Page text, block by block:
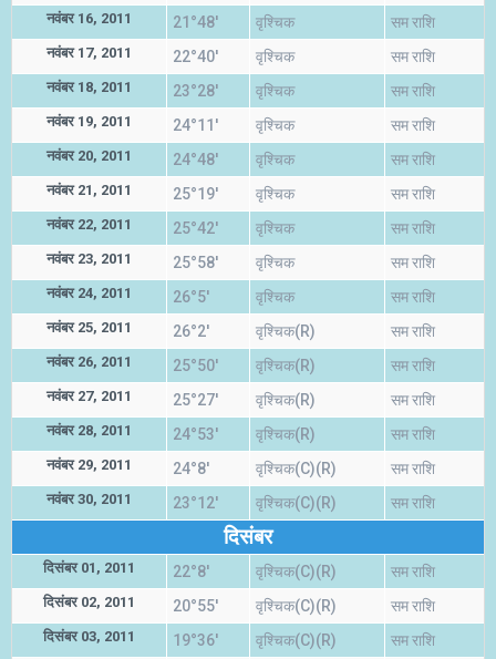
नवंबर 16, 2011 21°48' वृश्चिक सम राशि
नवंबर 17, 2011 22°40' वृश्चिक सम राशि
नवंबर 18, 2011 23°28' वृश्चिक सम राशि
नवंबर 19, 2011 24°11' वृश्चिक सम राशि
नवंबर 20, 2011 24°48' वृश्चिक सम राशि
नवंबर 21, 2011 25°19' वृश्चिक सम राशि
नवंबर 22, 2011 25°42' वृश्चिक सम राशि
नवंबर 23, 2011 25°58' वृश्चिक सम राशि
नवंबर 24, 2011 26°5' वृश्चिक सम राशि
नवंबर 25, 2011 26°2' वृश्चिक(R) सम राशि
नवंबर 26, 2011 25°50' वृश्चिक(R) सम राशि
नवंबर 27, 2011 25°27' वृश्चिक(R) सम राशि
नवंबर 28, 2011 24°53' वृश्चिक(R) सम राशि
नवंबर 29, 2011 24°8' वृश्चिक(C)(R) सम राशि
नवंबर 30, 2011 23°12' वृश्चिक(C)(R) सम राशि
दिसंबर
दिसंबर 01, 2011 22°8' वृश्चिक(C)(R) सम राशि
दिसंबर 02, 2011 20°55' वृश्चिक(C)(R) सम राशि
दिसंबर 03, 2011 19°36' वृश्चिक(C)(R) सम राशि